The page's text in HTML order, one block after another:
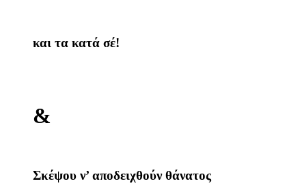
και τα κατά σέ!
&
Σκέψου ν’ αποδειχθούν θάνατος